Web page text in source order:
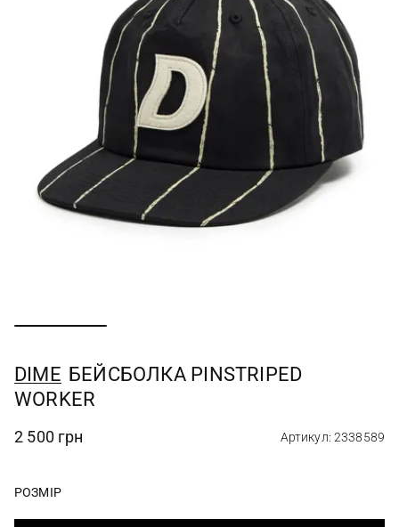
DIME БЕЙСБОЛКА PINSTRIPED
WORKER
2 500 грн Артикул: 2338589
РОЗМІР